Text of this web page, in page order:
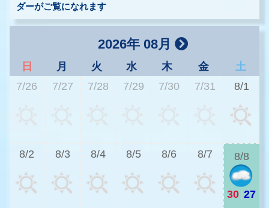
ダーがご覧になれます
2026年 08月
日 月 火 水 木 金
土
7/26
7/27 7/28 7/29 7/30 7/31 8/1
8/2 8/3 8/4 8/5 8/6 8/7 8/8
30 27